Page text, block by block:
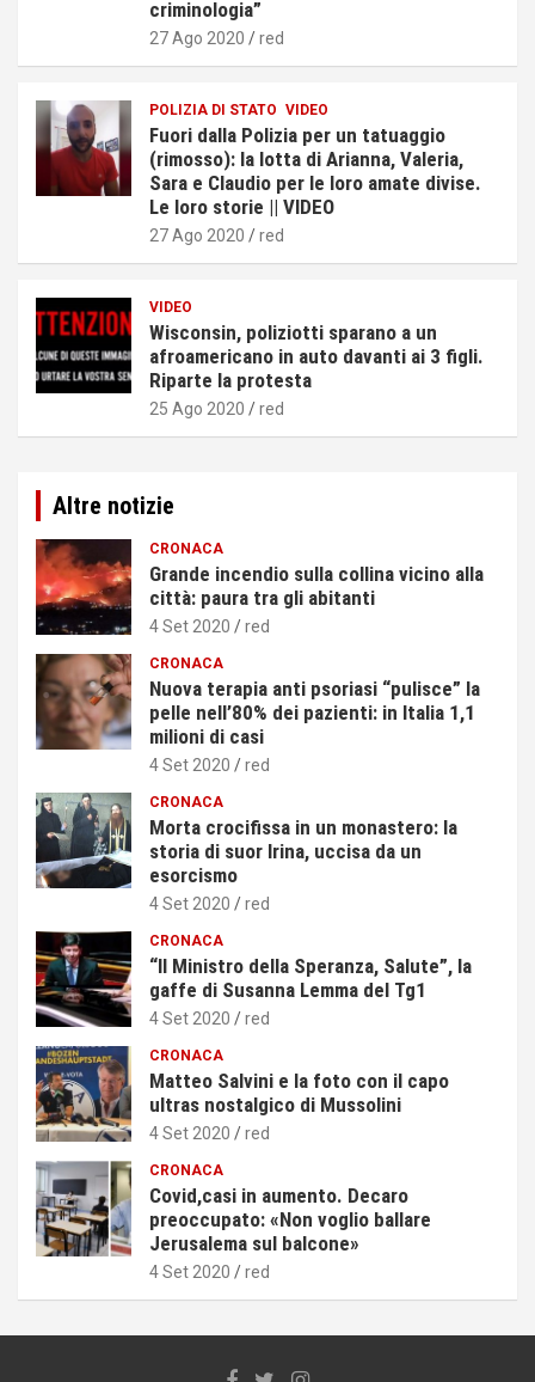
criminologia”
27 Ago 2020 red
POLIZIA DI STATO VIDEO
Fuori dalla Polizia per un tatuaggio
(rimosso): la lotta di Arianna, Valeria,
Sara e Claudio per le loro amate divise.
Le loro storie || VIDEO
27 Ago 2020 red
VIDEO
Wisconsin, poliziotti sparano a un
afroamericano in auto davanti ai 3 figli.
Riparte la protesta
25 Ago 2020 red
Altre notizie
CRONACA
Grande incendio sulla collina vicino alla
città: paura tra gli abitanti
4 Set 2020 red
CRONACA
Nuova terapia anti psoriasi “pulisce” la
pelle nell’80% dei pazienti: in Italia 1,1
milioni di casi
4 Set 2020 red
CRONACA
Morta crocifissa in un monastero: la
storia di suor Irina, uccisa da un
esorcismo
4 Set 2020 red
CRONACA
“Il Ministro della Speranza, Salute”, la
gaffe di Susanna Lemma del Tg1
4 Set 2020 red
CRONACA
Matteo Salvini e la foto con il capo
ultras nostalgico di Mussolini
4 Set 2020 red
CRONACA
Covid,casi in aumento. Decaro
preoccupato: «Non voglio ballare
Jerusalema sul balcone»
4 Set 2020 red